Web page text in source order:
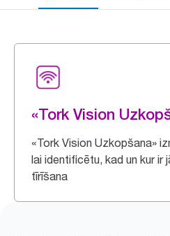
«Tork Vision
«Tork Vision Uzkopšana»
lai identificētu, kad un kur ir
tīrīšana